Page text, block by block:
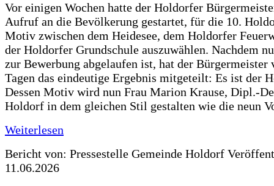
Vor einigen Wochen hatte der Holdorfer
Aufruf an die Bevölkerung gestartet, für die 10.
Motiv zwischen dem Heidesee, dem Holdorfer
der Holdorfer Grundschule auszuwählen. Nachdem
zur Bewerbung abgelaufen ist, hat der Bürgermeister
Tagen das eindeutige Ergebnis mitgeteilt: Es ist der
Dessen Motiv wird nun Frau Marion Krause, Dipl.-
Holdorf in dem gleichen Stil gestalten wie die neun
Weiterlesen
Bericht von: Pressestelle Gemeinde Holdorf
11.06.2026